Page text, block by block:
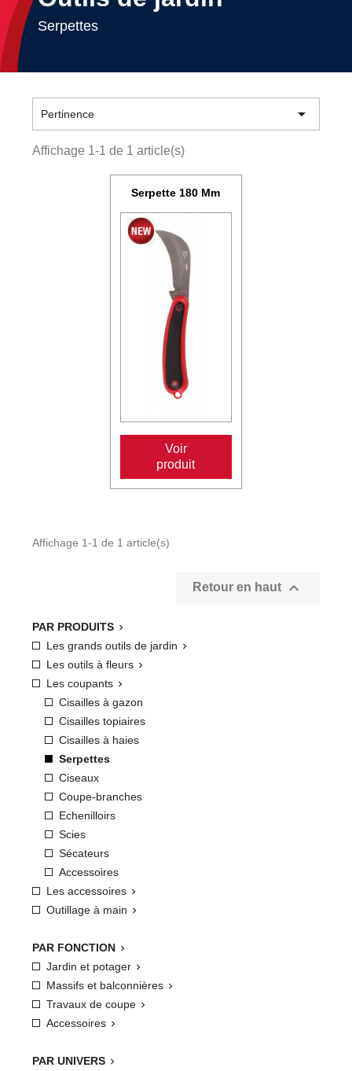
Serpettes
PAR PRODUITS 
Les grands outils de jardin 
Les outils à fleurs 
Les coupants 
Cisailles à gazon
Cisailles topiaires
Cisailles à haies
Serpettes
Ciseaux
Coupe-branches
Echenilloirs
Scies
Sécateurs
Accessoires
Les accessoires 
Outillage à main 
PAR FONCTION 
Jardin et potager 
Massifs et balconnières 
Travaux de coupe 
Accessoires 
PAR UNIVERS 
Pertinence 
Affichage 1-1 de 1 article(s)
Serpette 180 Mm
Voir
produit
Affichage 1-1 de 1 article(s)
Retour en haut 